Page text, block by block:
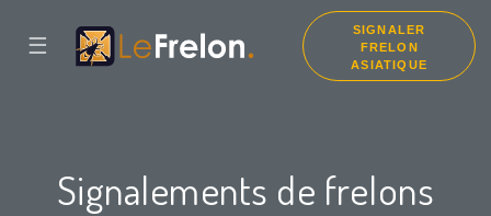
☰
SIGNALER
FRELON
ASIATIQUE
Signalements de frelons